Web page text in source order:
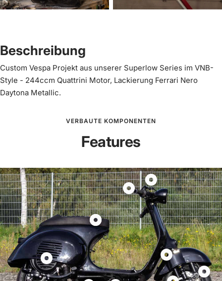
Beschreibung
Custom Vespa Projekt aus unserer Superlow Series im VNB-
Style - 244ccm Quattrini Motor, Lackierung Ferrari Nero
Daytona Metallic.
VERBAUTE KOMPONENTEN
Features
Produkt
Motor
Produkt
Sitzbanktank
Largeframe
Standard
anzeigen
Produkt
Kurzhub
Gasgriff
Scooter
&
Service
90°
Produkt
Lenkerumbau
Motogadget
Motoscope
Pro
anzeigen
Produkt
Adapter
Produkt
Sitzbanktank
Vespa
Largeframe
anzeigen